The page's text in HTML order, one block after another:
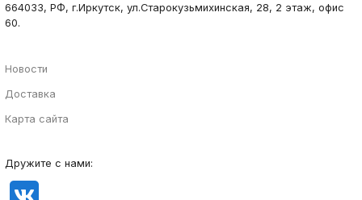
664033, РФ, г.Иркутск, ул.Старокузьмихинская, 28, 2 этаж, офис
60.
Новости
Доставка
Карта сайта
Дружите с нами: